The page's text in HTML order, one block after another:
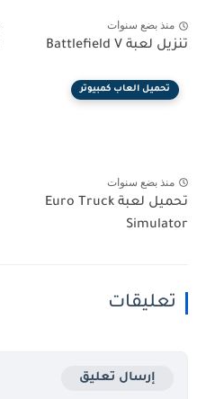
منذ بضع سنوات
تنزيل لعبة Battlefield V
تحميل العاب كمبيوتر
منذ بضع سنوات
تحميل لعبة Euro Truck
Simulator
تعليقات
إرسال تعليق